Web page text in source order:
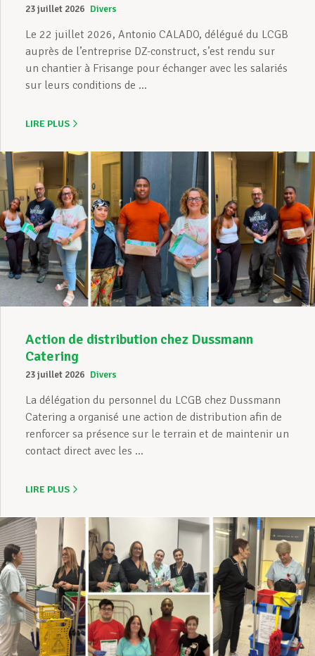
23 juillet 2026 Divers
Le 22 juillet 2026, Antonio CALADO, délégué du LCGB
auprès de l’entreprise DZ-construct, s’est rendu sur
un chantier à Frisange pour échanger avec les salariés
sur leurs conditions de ...
LIRE PLUS
Action de distribution chez Dussmann
Catering
23 juillet 2026 Divers
La délégation du personnel du LCGB chez Dussmann
Catering a organisé une action de distribution afin de
renforcer sa présence sur le terrain et de maintenir un
contact direct avec les ...
LIRE PLUS